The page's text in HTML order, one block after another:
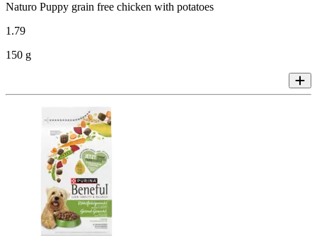
Naturo Puppy grain free chicken with potatoes
1.79
150 g